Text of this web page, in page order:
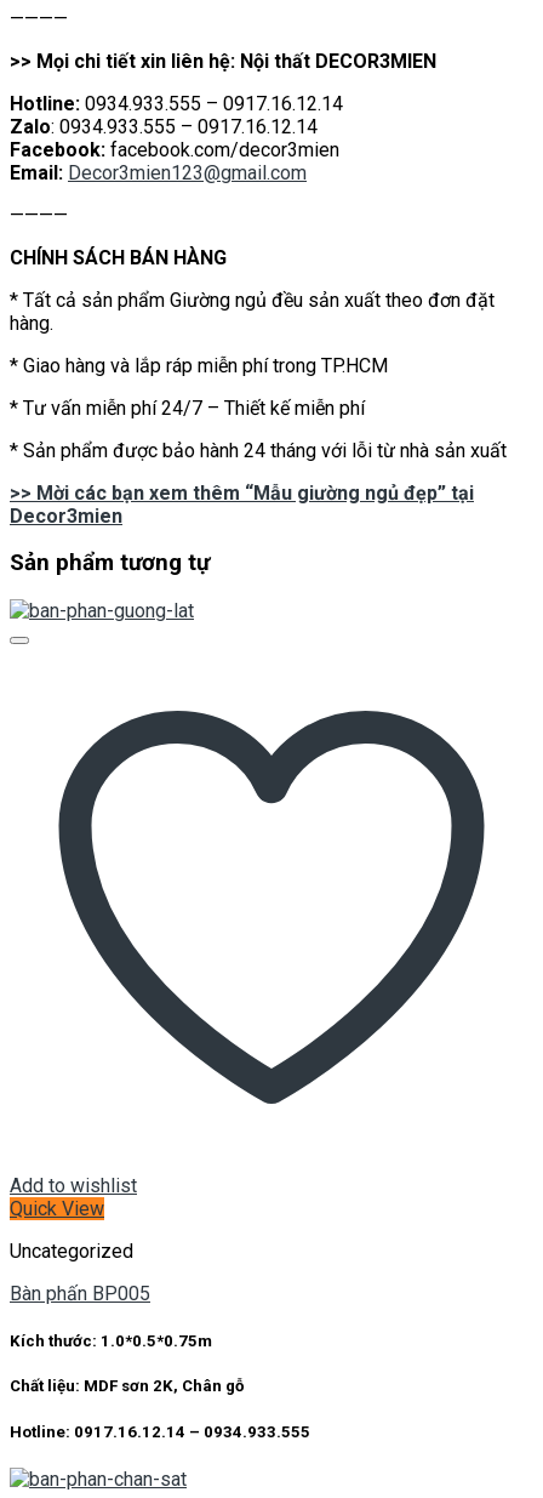
————
>> Mọi chi tiết xin liên hệ: Nội thất DECOR3MIEN
Hotline: 0934.933.555 – 0917.16.12.14
Zalo: 0934.933.555 – 0917.16.12.14
Facebook: facebook.com/decor3mien
Email: Decor3mien123@gmail.com
————
CHÍNH SÁCH BÁN HÀNG
* Tất cả sản phẩm Giường ngủ đều sản xuất theo đơn đặt
hàng.
* Giao hàng và lắp ráp miễn phí trong TP.HCM
* Tư vấn miễn phí 24/7 – Thiết kế miễn phí
* Sản phẩm được bảo hành 24 tháng với lỗi từ nhà sản xuất
>> Mời các bạn xem thêm “Mẫu giường ngủ đẹp” tại
Decor3mien
Sản phẩm tương tự
Add to wishlist
Quick View
Uncategorized
Bàn phấn BP005
Kích thước: 1.0*0.5*0.75m
Chất liệu: MDF sơn 2K, Chân gỗ
Hotline: 0917.16.12.14 – 0934.933.555